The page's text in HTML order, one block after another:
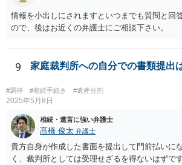
情報を小出しにされますといつまでも質問と回
ので、後はお近くの弁護士にご相談下さい。
9 家庭裁判所への自分での書類提出
#調停 #相続手続き #遺産分割
2025年5月8日
相続・遺言に強い弁護士
髙橋 俊太 弁護士
貴方自身が作成した書面を提出して門前払いに
く、裁判所としては受理せざるを得ないはずで